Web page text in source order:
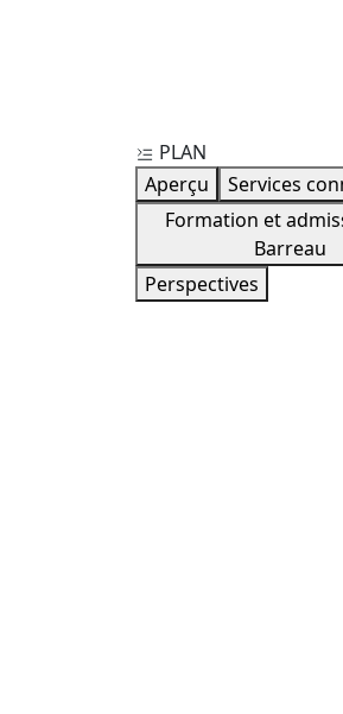
PLAN
Aperçu
Services
Formation et
Barreau
Perspectives